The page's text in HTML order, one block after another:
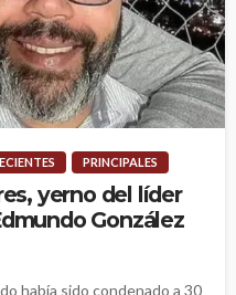
PRINCIPALES
yerno del líder
González
había sido condenado a 30